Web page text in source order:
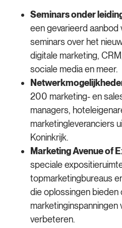
Seminars onder
een gevarieerd aanbod
seminars over het
digitale marketing,
sociale media en meer.
200 marketing- en
managers,
marketingleveranciers
Koninkrijk.
Marketing Avenue of
speciale
topmarketingbureaus
die oplossingen bieden
marketinginspanningen
verbeteren.